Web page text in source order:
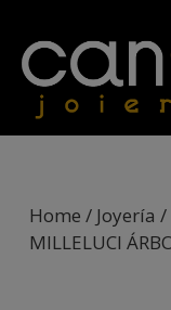
Home / Joyería /
MILLELUCI